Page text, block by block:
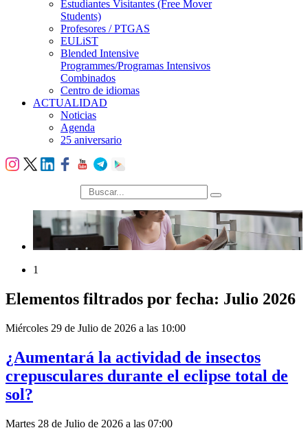
Estudiantes Visitantes (Free Mover
Students)
Profesores / PTGAS
EULiST
Blended Intensive
Programmes/Programas Intensivos
Combinados
Centro de idiomas
ACTUALIDAD
Noticias
Agenda
25 aniversario
búsqueda
1
Elementos filtrados por fecha: Julio 2026
Miércoles 29 de Julio de 2026 a las 10:00
¿Aumentará la actividad de insectos
crepusculares durante el eclipse total de
sol?
Martes 28 de Julio de 2026 a las 07:00